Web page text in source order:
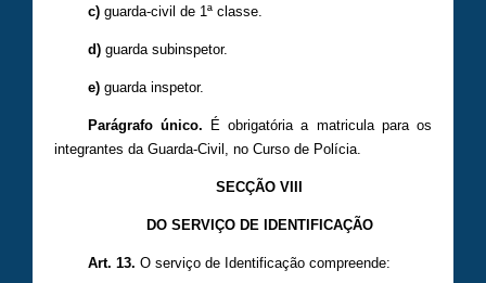
c)guarda-civil de 1ª classe.
d)guarda subinspetor.
e)guarda inspetor.
Parágrafo único. É obrigatória a matricula para os
integrantes da Guarda-Civil, no Curso de Polícia.
SECÇÃO VIII
DO SERVIÇO DE IDENTIFICAÇÃO
Art. 13. O serviço de Identificação compreende: